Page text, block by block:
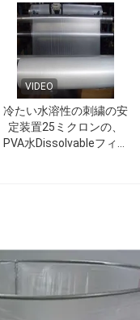
VIDEO
冷たい水溶性の刺繍の安
定装置25ミクロンの、
PVA水Dissolvableフィル